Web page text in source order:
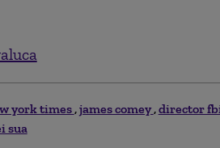
york times james comey director
sua